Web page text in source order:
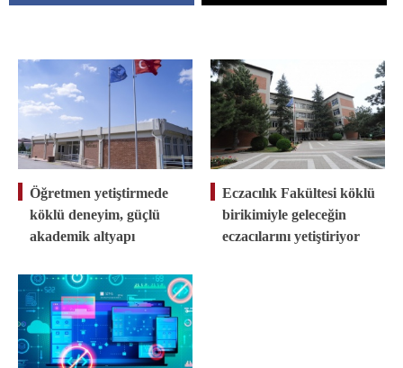
Öğretmen yetiştirmede
köklü deneyim, güçlü
akademik altyapı
Eczacılık Fakültesi köklü
birikimiyle geleceğin
eczacılarını yetiştiriyor